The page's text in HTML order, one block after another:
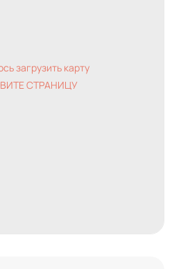
загрузить карту
СТРАНИЦУ